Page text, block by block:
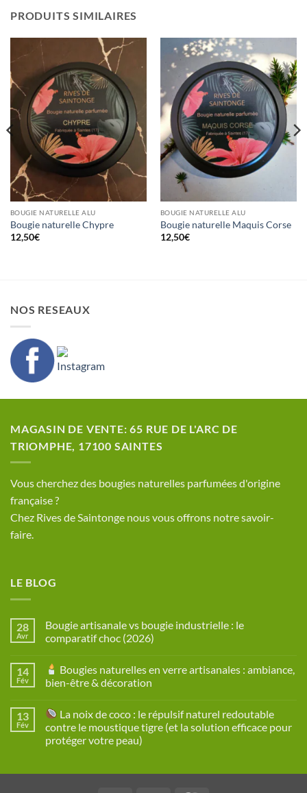
PRODUITS SIMILAIRES
BOUGIE NATURELLE ALU
Bougie naturelle Chypre
12,50€
BOUGIE NATURELLE ALU
Bougie naturelle Maquis Corse
12,50€
NOS RESEAUX
MAGASIN DE VENTE: 65 RUE DE L'ARC DE
TRIOMPHE, 17100 SAINTES
​Vous cherchez des bougies naturelles parfumées d'origine
française ?
Chez Rives de Saintonge nous vous offrons notre savoir-
faire.
LE BLOG
28
Avr
Bougie artisanale vs bougie industrielle : le
comparatif choc (2026)
sur
Bougie
artisanale
industrielle
le
comparatif
choc
14
Fév
Bougies naturelles en verre artisanales : ambiance,
bien-être & décoration
sur
Bougies
naturelles
en
:
13
Fév
La noix de coco : le répulsif naturel redoutable
contre le moustique tigre (et la solution efficace pour
protéger votre peau)